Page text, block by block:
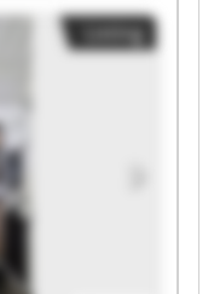
Kft. Maurer
Gép Kft.
Maurer Gép
Listing